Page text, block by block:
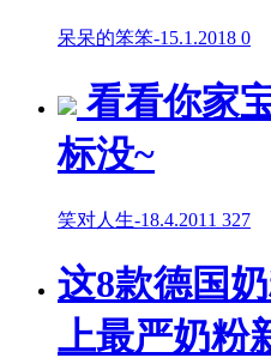
呆呆的笨笨-15.1.2018 0
看看你家
标没~
笑对人生-18.4.2011 327
这8款德国
上最严奶粉